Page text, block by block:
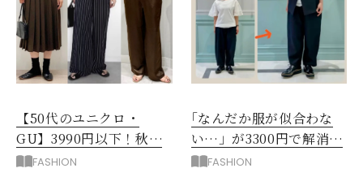
【50代のユニクロ・
GU】3990円以下！秋ま
ではける涼しげボトムス3
FASHION
｢なんだか服が似合わな
い…」が3300円で解消！
阪神梅田のサービスが神
FASHION